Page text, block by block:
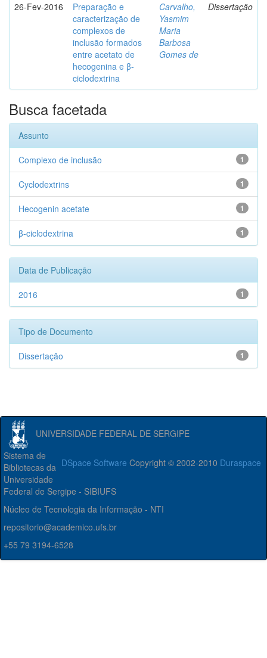
26-Fev-2016
Preparação e
caracterização de
complexos de
inclusão formados
entre acetato de
hecogenina e β-
ciclodextrina
Carvalho,
Yasmim
Maria
Barbosa
Gomes de
Dissertação
Busca facetada
Assunto
1
Complexo de inclusão
1
Cyclodextrins
1
Hecogenin acetate
1
β-ciclodextrina
Data de Publicação
1
2016
Tipo de Documento
1
Dissertação
UNIVERSIDADE FEDERAL DE SERGIPE
DSpace Software Copyright © 2002-2010 Duraspace
Sistema de
Bibliotecas da
Universidade
Federal de Sergipe - SIBIUFS
Núcleo de Tecnologia da Informação - NTI
repositorio@academico.ufs.br
+55 79 3194-6528